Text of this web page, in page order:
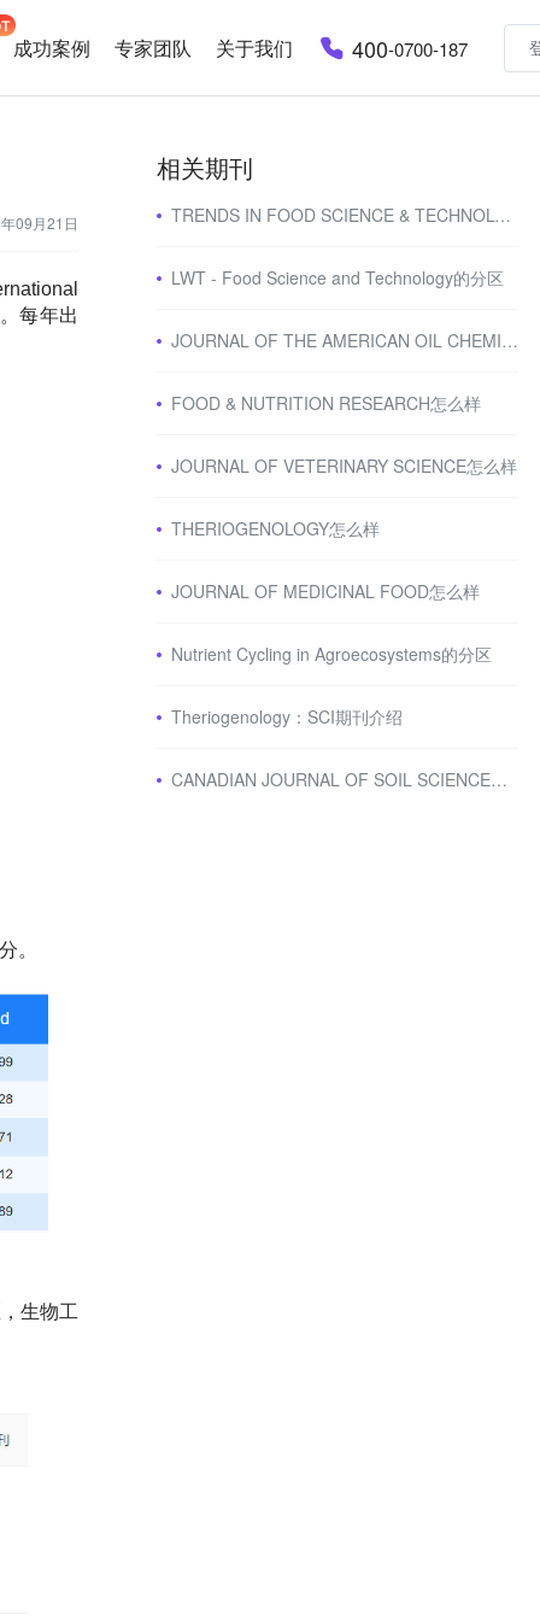
成功案例 专家团队 关于我们 400-0700-187
09月21日
每年出
分。
生物工
相关期刊
TRENDS IN FOOD SCIENCE & TECHNOLOGY怎么样
LWT - Food Science and Technology的分区
JOURNAL OF THE AMERICAN OIL CHEMISTS SOCIETY怎么样
FOOD & NUTRITION RESEARCH怎么样
JOURNAL OF VETERINARY SCIENCE怎么样
THERIOGENOLOGY怎么样
JOURNAL OF MEDICINAL FOOD怎么样
Nutrient Cycling in Agroecosystems的分区
Theriogenology：SCI期刊介绍
CANADIAN JOURNAL OF SOIL SCIENCE怎么样